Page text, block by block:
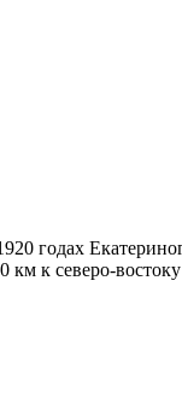
годах
к северо-